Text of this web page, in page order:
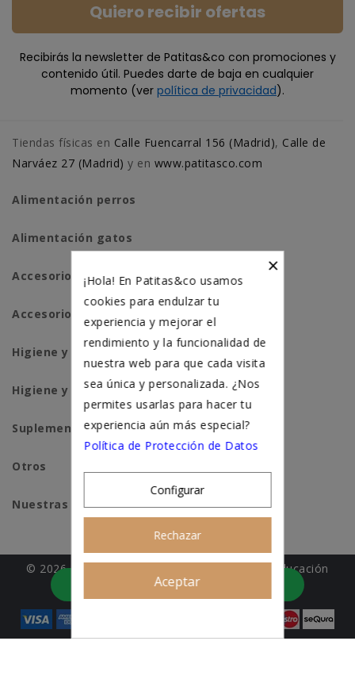
Quiero recibir ofertas
Recibirás la newsletter de Patitas&co con promociones y
contenido útil. Puedes darte de baja en cualquier
momento (ver política de privacidad).
Tiendas físicas en Calle Fuencarral 156 (Madrid), Calle de
Narváez 27 (Madrid) y en www.patitasco.com
Alimentación perros
Alimentación gatos
Accesorios perros
Accesorios para gatos
Higiene y salud perros
Higiene y salud gatos
Suplementación natural
Otros
Nuestras tiendas
© 2026 - Patitas&co, Alimentación natural y educación
amable
Asesoramiento personalizado
×
¡Hola! En Patitas&co usamos
cookies para endulzar tu
experiencia y mejorar el
rendimiento y la funcionalidad de
nuestra web para que cada visita
sea única y personalizada. ¿Nos
permites usarlas para hacer tu
experiencia aún más especial?
Política de Protección de Datos
Configurar
Rechazar
Aceptar